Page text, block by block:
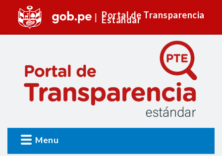
Portal de Transparencia
Estándar
Menu